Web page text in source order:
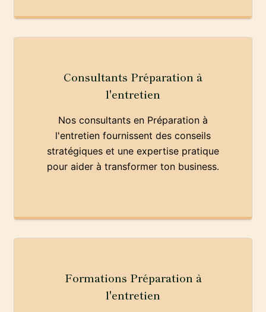
Consultants Préparation à
l'entretien
Nos consultants en Préparation à
l'entretien fournissent des conseils
stratégiques et une expertise pratique
pour aider à transformer ton business.
Formations Préparation à
l'entretien